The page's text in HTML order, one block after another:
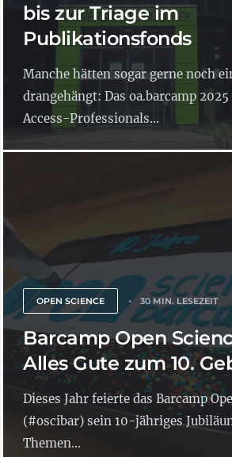
bis zur Triage im
Publikationsfonds
Manche hätten sogar gerne noch
drangehängt: Das oa.barcamp
Access-Professionals...
OPEN SCIENCE 30 MIN. LESEZEIT
Barcamp Open
Alles Gute zum 10.
Dieses Jahr feierte das Barcamp
(#oscibar) sein 10-jähriges
Themen...